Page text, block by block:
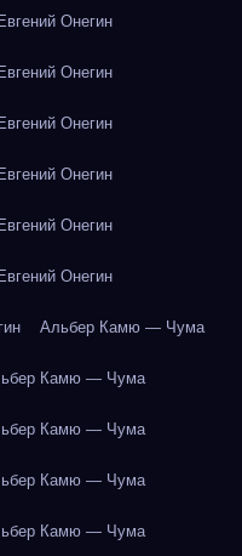
Онегин
Онегин
Онегин
Онегин
Онегин
Онегин
Альбер Камю — Чума
Камю — Чума
Камю — Чума
Камю — Чума
Камю — Чума